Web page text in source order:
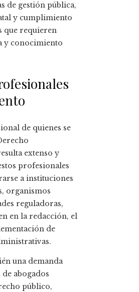
de gestión pública,
y cumplimiento
que requieren
y conocimiento
de quienes se
extenso y
profesionales
a instituciones
organismos
reguladoras,
en la redacción, el
de
una demanda
abogados
público,